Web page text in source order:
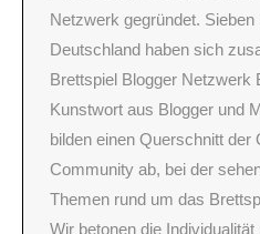
Netzwerk gegründet.
Deutschland haben sich
Brettspiel Blogger Netzwerk
Kunstwort aus Blogger und
bilden einen Querschnitt
Community ab, bei der
Themen rund um das
Wir betonen die